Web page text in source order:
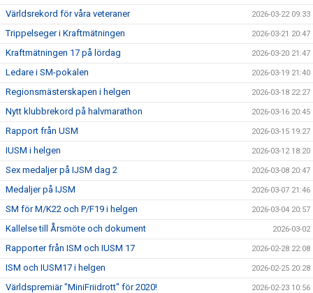
Världsrekord för våra veteraner 2026-03-22 09:33
Trippelseger i Kraftmätningen 2026-03-21 20:47
Kraftmätningen 17 på lördag 2026-03-20 21:47
Ledare i SM-pokalen 2026-03-19 21:40
Regionsmästerskapen i helgen 2026-03-18 22:27
Nytt klubbrekord på halvmarathon 2026-03-16 20:45
Rapport från USM 2026-03-15 19:27
IUSM i helgen 2026-03-12 18:20
Sex medaljer på IJSM dag 2 2026-03-08 20:47
Medaljer på IJSM 2026-03-07 21:46
SM för M/K22 och P/F19 i helgen 2026-03-04 20:57
Kallelse till Årsmöte och dokument 2026-03-02
Rapporter från ISM och IUSM 17 2026-02-28 22:08
ISM och IUSM17 i helgen 2026-02-25 20:28
Världspremiär "MiniFriidrott" för 2020! 2026-02-23 10:56